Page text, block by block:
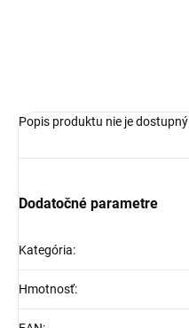
Popis produktu nie je dostupný
Dodatočné parametre
Kategória:
Hmotnosť: